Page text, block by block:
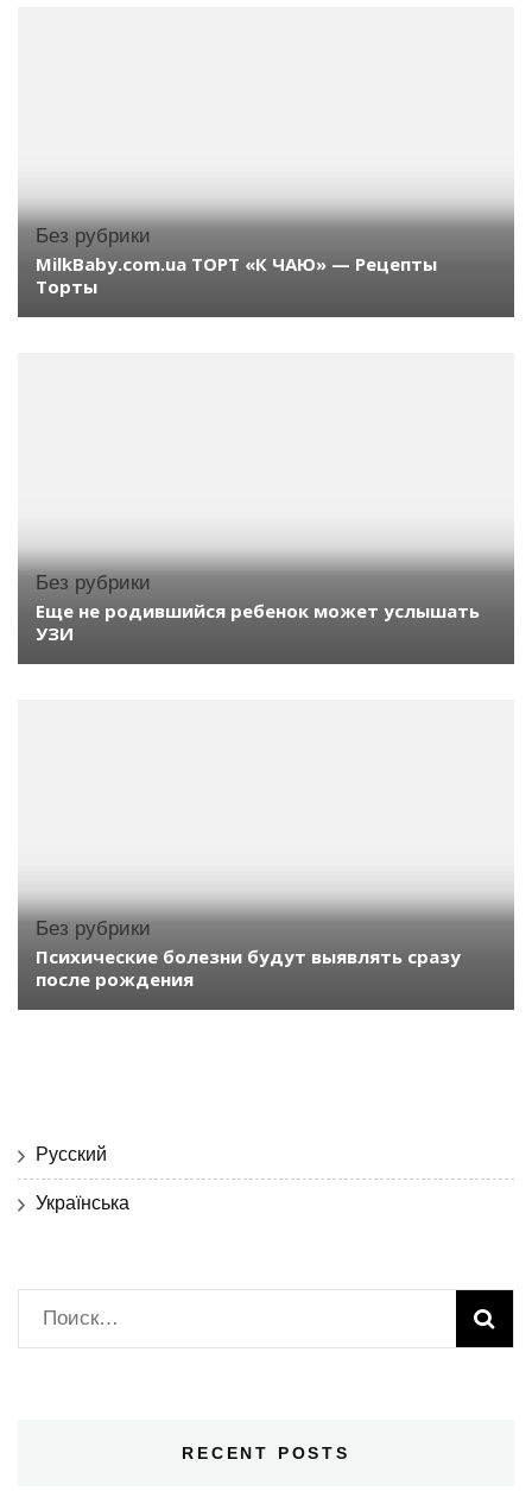
Без рубрики
MilkBaby.com.ua ТОРТ «К ЧАЮ» — Рецепты
Торты
Без рубрики
Еще не родившийся ребенок может услышать
УЗИ
Без рубрики
Психические болезни будут выявлять сразу
после рождения
Русский
Українська
Найти:
RECENT POSTS